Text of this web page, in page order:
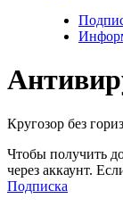
Кругозор без
Чтобы получить
через аккаунт.
Подписка